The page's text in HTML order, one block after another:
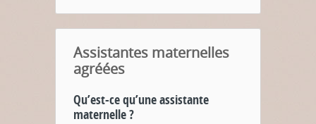
Assistantes maternelles
agréées
Qu’est-ce qu’une assistante
maternelle ?